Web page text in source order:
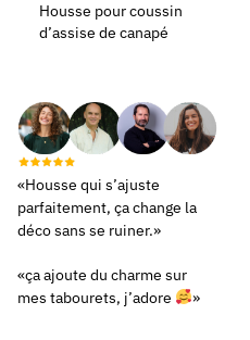
Housse pour coussin
d’assise de canapé
«Housse qui s’ajuste
parfaitement, ça change la
déco sans se ruiner.»
«ça ajoute du charme sur
mes tabourets, j’adore
»